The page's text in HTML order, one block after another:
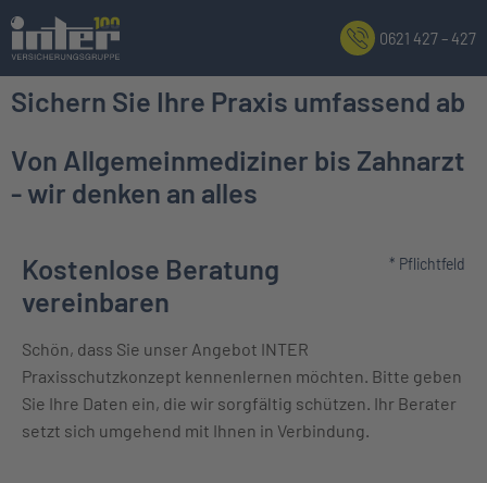
0621 427 – 427
Sichern Sie Ihre Praxis umfassend ab
Von Allgemeinmediziner bis Zahnarzt
- wir denken an alles
* Pflichtfeld
Kostenlose Beratung
vereinbaren
Schön, dass Sie unser Angebot INTER
Praxisschutzkonzept kennenlernen möchten. Bitte geben
Sie Ihre Daten ein, die wir sorgfältig schützen. Ihr Berater
setzt sich umgehend mit Ihnen in Verbindung.